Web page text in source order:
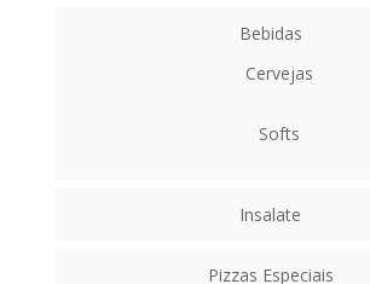
Bebidas
Cervejas
Softs
Insalate
Pizzas Especiais